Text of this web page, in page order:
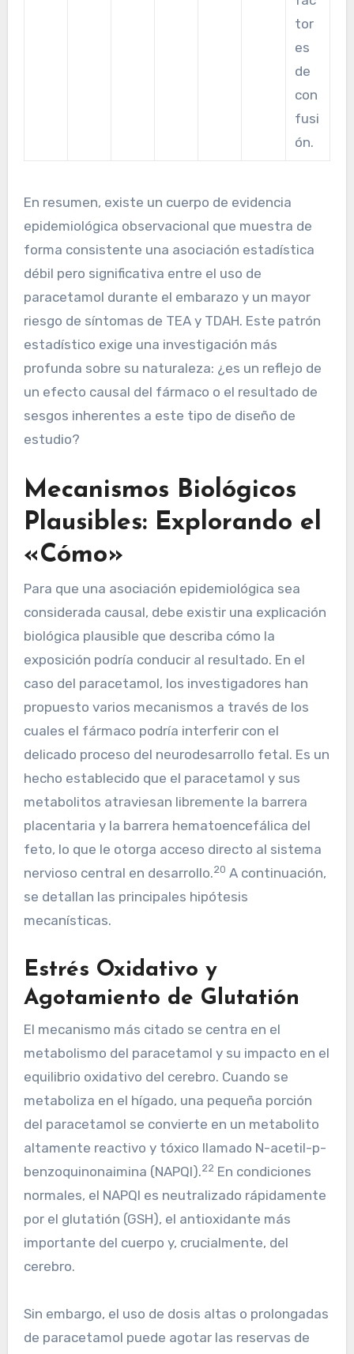
tor
es
de
con
fusi
ón.
En resumen, existe un cuerpo de evidencia
epidemiológica observacional que muestra de
forma consistente una asociación estadística
débil pero significativa entre el uso de
paracetamol durante el embarazo y un mayor
riesgo de síntomas de TEA y TDAH. Este patrón
estadístico exige una investigación más
profunda sobre su naturaleza: ¿es un reflejo de
un efecto causal del fármaco o el resultado de
sesgos inherentes a este tipo de diseño de
estudio?
Mecanismos Biológicos
Plausibles: Explorando el
«Cómo»
Para que una asociación epidemiológica sea
considerada causal, debe existir una explicación
biológica plausible que describa cómo la
exposición podría conducir al resultado. En el
caso del paracetamol, los investigadores han
propuesto varios mecanismos a través de los
cuales el fármaco podría interferir con el
delicado proceso del neurodesarrollo fetal. Es un
hecho establecido que el paracetamol y sus
metabolitos atraviesan libremente la barrera
placentaria y la barrera hematoencefálica del
feto, lo que le otorga acceso directo al sistema
nervioso central en desarrollo.20 A continuación,
se detallan las principales hipótesis
mecanísticas.
Estrés Oxidativo y
Agotamiento de Glutatión
El mecanismo más citado se centra en el
metabolismo del paracetamol y su impacto en el
equilibrio oxidativo del cerebro. Cuando se
metaboliza en el hígado, una pequeña porción
del paracetamol se convierte en un metabolito
altamente reactivo y tóxico llamado N-acetil-p-
benzoquinonaimina (NAPQI).22En condiciones
normales, el NAPQI es neutralizado rápidamente
por el glutatión (GSH), el antioxidante más
importante del cuerpo y, crucialmente, del
cerebro.
Sin embargo, el uso de dosis altas o prolongadas
de paracetamol puede agotar las reservas de